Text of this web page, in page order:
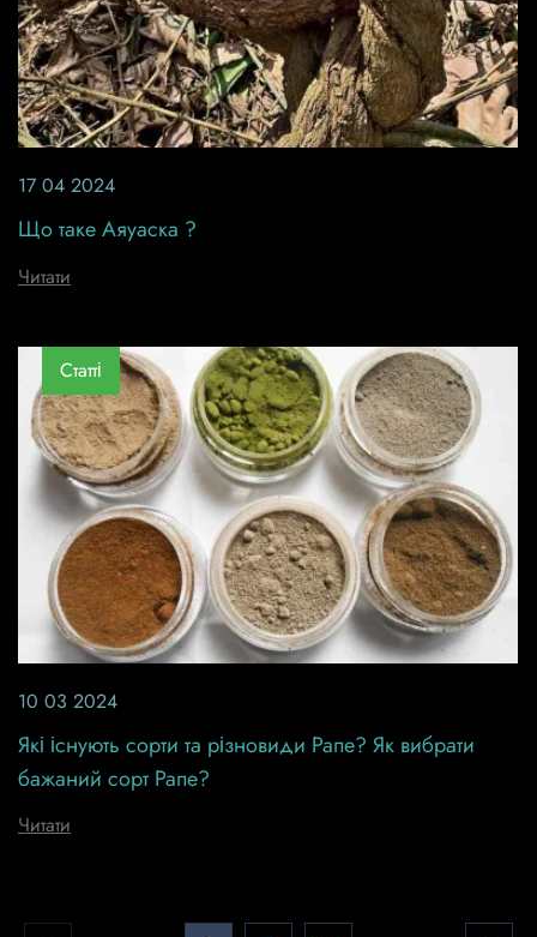
17 04 2024
Що таке Аяуаска ?
Читати
Статті
10 03 2024
Які існують сорти та різновиди Рапе? Як вибрати
бажаний сорт Рапе?
Читати